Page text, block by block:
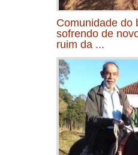
Comunidade do
sofrendo de
ruim da ...